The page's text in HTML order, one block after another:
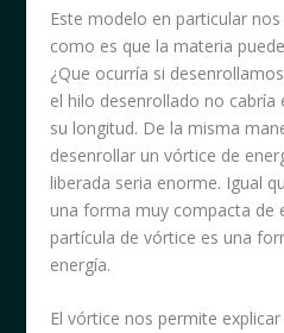
Este modelo en particular
como es que la materia
¿Que ocurría si
el hilo desenrollado no cabría
su longitud. De la misma
desenrollar un vórtice de
liberada seria enorme. Igual
una forma muy compacta de
partícula de vórtice es una
energía.
El vórtice nos permite